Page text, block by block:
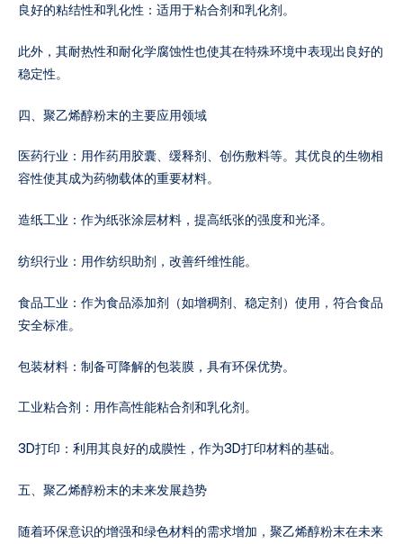
良好的粘结性和乳化性：适用于粘合剂和乳化剂。
此外，其耐热性和耐化学腐蚀性也使其在特殊环境中表现出良好的
稳定性。
四、聚乙烯醇粉末的主要应用领域
医药行业：用作药用胶囊、缓释剂、创伤敷料等。其优良的生物相
容性使其成为药物载体的重要材料。
造纸工业：作为纸张涂层材料，提高纸张的强度和光泽。
纺织行业：用作纺织助剂，改善纤维性能。
食品工业：作为食品添加剂（如增稠剂、稳定剂）使用，符合食品
安全标准。
包装材料：制备可降解的包装膜，具有环保优势。
工业粘合剂：用作高性能粘合剂和乳化剂。
3D打印：利用其良好的成膜性，作为3D打印材料的基础。
五、聚乙烯醇粉末的未来发展趋势
随着环保意识的增强和绿色材料的需求增加，聚乙烯醇粉末在未来